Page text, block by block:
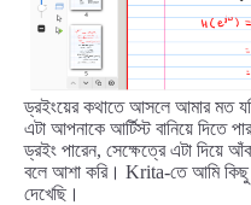
ড্রইংয়ের কথাতে আসলে আমার মত
এটা আপনাকে আর্টিস্ট বানিয়ে দিতে
ড্রইং পারেন, সেক্ষেত্রে এটা দিয়ে
বলে আশা করি। Krita-তে আমি কিছু
দেখেছি।